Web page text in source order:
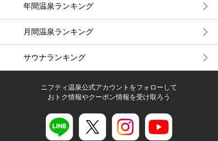
年間温泉ランキング
月間温泉ランキング
サウナランキング
ニフティ温泉公式アカウントをフォローして
おトク情報やクーポン情報を受け取ろう